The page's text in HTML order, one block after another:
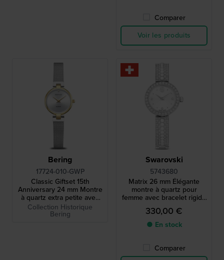
Comparer
Voir les produits
Bering
17724-010-GWP
Classic Giftset 15th
Anniversary 24 mm Montre
à quartz extra petite avec
cadran en diamant véritable
et bracelet gratuit
Collection Historique
Bering
Swarovski
5743680
Matrix 26 mm Élégante
montre à quartz pour
femme avec bracelet rigide
et cristaux.
330,00 €
● En stock
Comparer